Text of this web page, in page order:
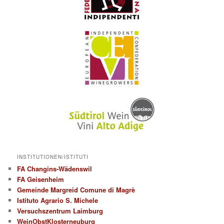
INSTITUTIONEN/ISTITUTI
FA Changins-Wädenswil
FA Geisenheim
Gemeinde Margreid Comune di Magrè
Istituto Agrario S. Michele
Versuchszentrum Laimburg
WeinObstKlosterneuburg